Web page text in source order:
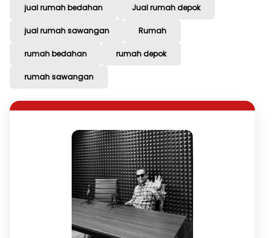
jual rumah bedahan Jual rumah depok
jual rumah sawangan Rumah
rumah bedahan rumah depok
rumah sawangan